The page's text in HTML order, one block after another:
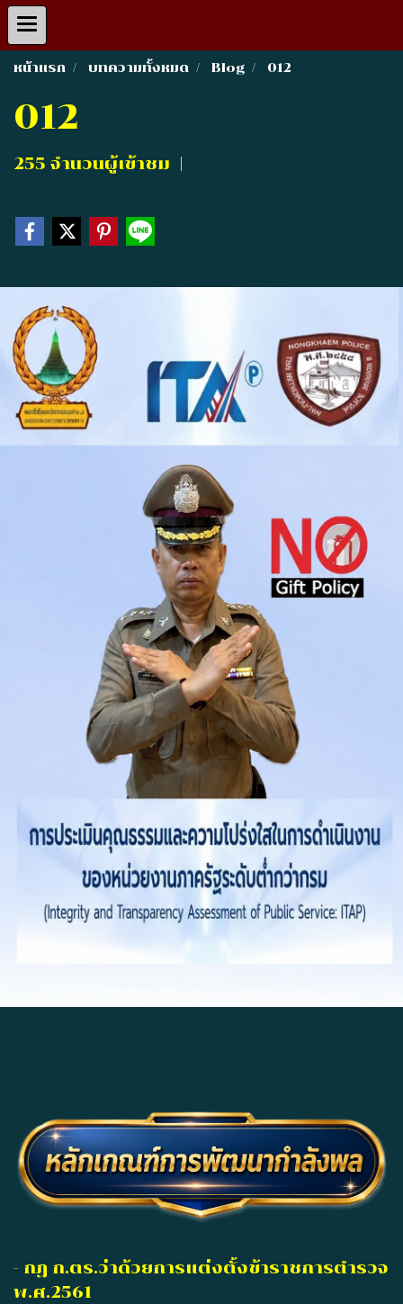
หน้าแรก บทความทั้งหมด Blog 012
012
255 จำนวนผู้เข้าชม
- กฏ ก.ตร.ว่าด้วยการแต่งตั้งข้าราชการตำรวจ
พ.ศ.2561